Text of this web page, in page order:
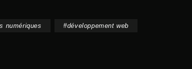
numériques #développement web